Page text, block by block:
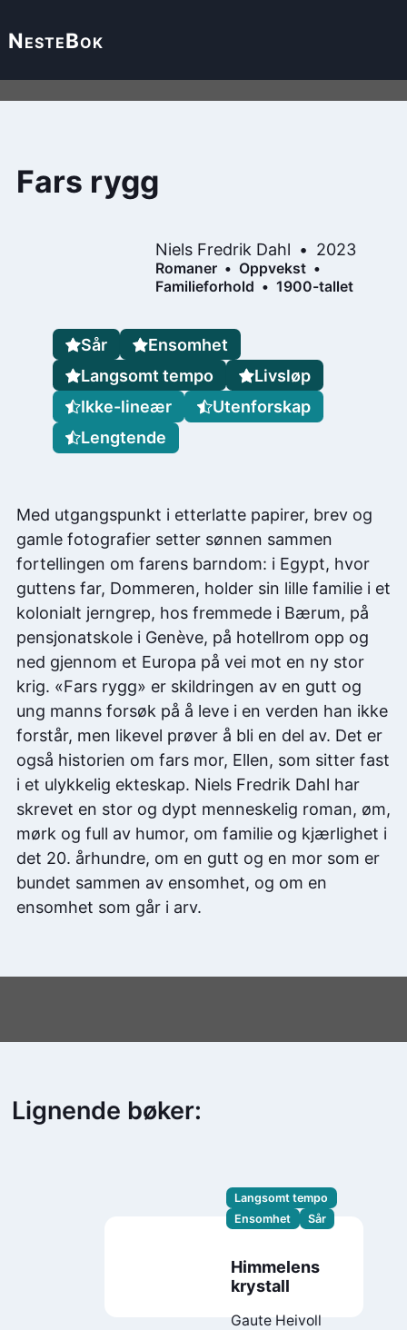
NesteBok
Fars rygg
Niels Fredrik Dahl 2023
Romaner
Oppvekst
Familieforhold
1900-tallet
Med utgangspunkt i etterlatte papirer, brev og
gamle fotografier setter sønnen sammen
fortellingen om farens barndom: i Egypt, hvor
guttens far, Dommeren, holder sin lille familie i et
kolonialt jerngrep, hos fremmede i Bærum, på
pensjonatskole i Genève, på hotellrom opp og
ned gjennom et Europa på vei mot en ny stor
krig. «Fars rygg» er skildringen av en gutt og
ung manns forsøk på å leve i en verden han ikke
forstår, men likevel prøver å bli en del av. Det er
også historien om fars mor, Ellen, som sitter fast
i et ulykkelig ekteskap. Niels Fredrik Dahl har
skrevet en stor og dypt menneskelig roman, øm,
mørk og full av humor, om familie og kjærlighet i
det 20. århundre, om en gutt og en mor som er
bundet sammen av ensomhet, og om en
ensomhet som går i arv.
Sår
Ensomhet
Langsomt tempo
Livsløp
Ikke-lineær
Utenforskap
Lengtende
Lignende bøker:
Langsomt tempo
Ensomhet
Sår
Himmelens
krystall
Gaute Heivoll